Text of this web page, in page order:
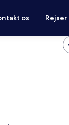
os Rejser